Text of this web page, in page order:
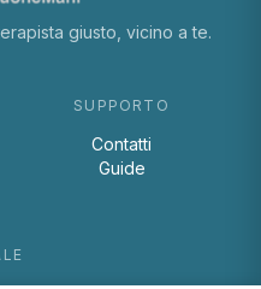
giusto, vicino a te.
SUPPORTO
Contatti
Guide